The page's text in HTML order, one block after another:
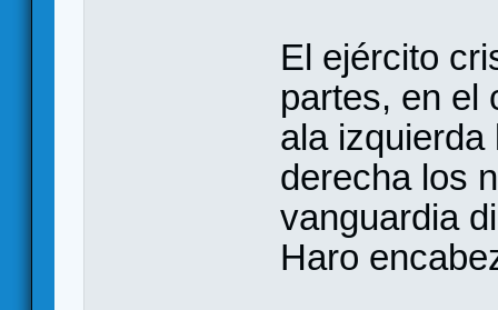
El ejército
partes, en el
ala
derecha los
vanguardia
Haro